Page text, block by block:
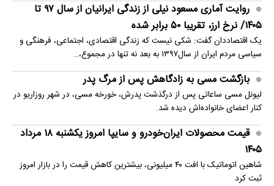
روایت آماری مسعود نیلی از زندگی ایرانیان از سال ۹۷ تا
۱۴۰۵/ نرخ ارز، تقریبا ۵۰ برابر شده
یک اقتصاددان گفت: شکی نیست که زندگی اقتصادی، اجتماعی، فرهنگی و
سیاسی مردم ایران از سال۱۳۹۷ به بعد نه تنها در مجموع،…
بازگشت مسی به زادگاهش پس از مرگ پدر
لیونل مسی ساعاتی پس از درگذشت پدرش، خورخه مسی، در شهر روزاریو در
کنار اعضای خانواده‌اش دیده شد.
قیمت محصولات ایران‌خودرو و سایپا امروز یکشنبه ۱۸ مرداد
۱۴۰۵
شاهین اتوماتیک با افت ۴۰ میلیونی، بیشترین کاهش قیمت را در بازار امروز
ثبت کرد